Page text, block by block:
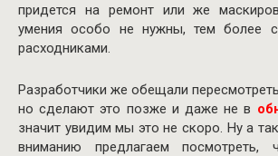
придется на ремонт или же
умения особо не нужны, тем более
расходниками.
Разработчики же обещали
но сделают это позже и даже не в
значит увидим мы это не скоро. Ну а
вниманию предлагаем посмотреть,